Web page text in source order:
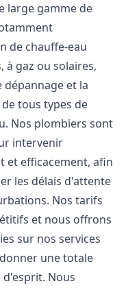
large gamme de
de chauffe-eau
à gaz ou solaires,
dépannage et la
tous types de
Nos plombiers sont
intervenir
et efficacement, afin
les délais d'attente
Nos tarifs
et nous offrons
sur nos services
une totale
Nous